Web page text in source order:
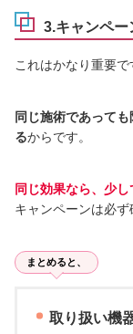
3.キャンペー
これはかなり重要で
同じ施術であって
るからです。
同じ効果なら、少
キャンペーンは必ず
まとめると、
取り扱い機